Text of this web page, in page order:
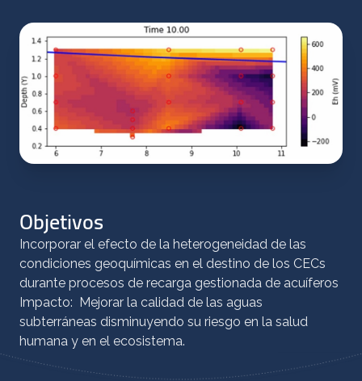
Objetivos
Incorporar el efecto de la heterogeneidad de las
condiciones geoquímicas en el destino de los CECs
durante procesos de recarga gestionada de acuíferos
Impacto: Mejorar la calidad de las aguas
subterráneas disminuyendo su riesgo en la salud
humana y en el ecosistema.